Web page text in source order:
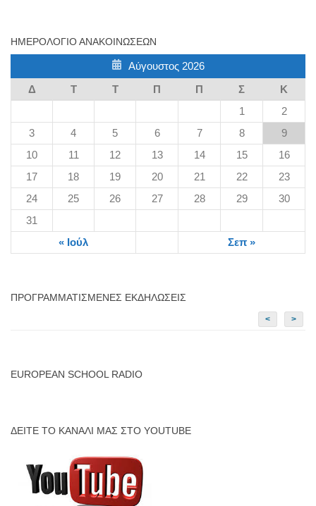
ΗΜΕΡΟΛΌΓΙΟ ΑΝΑΚΟΙΝΏΣΕΩΝ
Αύγουστος 2026
Δ
Τ Τ Π Π Σ
Κ
1
2
3
4 5 6 7 8
9
10
11 12 13 14 15
16
17
18 19 20 21 22
23
24
25 26 27 28 29
30
31
« Ιούλ
Σεπ »
ΠΡΟΓΡΑΜΜΑΤΙΣΜΈΝΕΣ ΕΚΔΗΛΏΣΕΙΣ
< >
EUROPEAN SCHOOL RADIO
ΔΕΊΤΕ ΤΟ ΚΑΝΆΛΙ ΜΑΣ ΣΤΟ YOUTUBE